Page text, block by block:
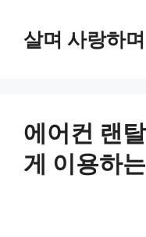
살며 사랑하며
에어컨 랜
게 이용하